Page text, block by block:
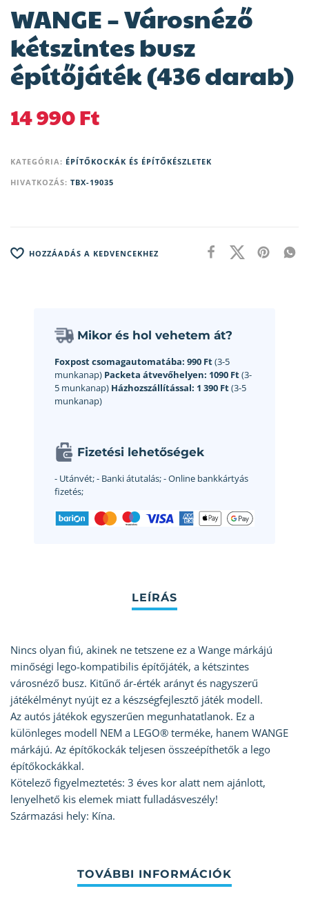
WANGE – Városnéző
kétszintes busz
építőjáték (436 darab)
14 990Ft
KATEGÓRIA: ÉPÍTŐKOCKÁK ÉS ÉPÍTŐKÉSZLETEK
HIVATKOZÁS: TBX-19035
HOZZÁADÁS A KEDVENCEKHEZ
Mikor és hol vehetem át?
Foxpost csomagautomatába: 990 Ft(3-5
munkanap) Packeta átvevőhelyen: 1090 Ft(3-
5 munkanap) Házhozszállítással: 1 390 Ft(3-5
munkanap)
Fizetési lehetőségek
- Utánvét;- Banki átutalás;- Online bankkártyás
fizetés;
Nincs olyan fiú, akinek ne tetszene ez a Wange márkájú
minőségi lego-kompatibilis építőjáték, a kétszintes
városnéző busz. Kitűnő ár-érték arányt és nagyszerű
játékélményt nyújt ez a készségfejlesztő játék modell.
Az autós játékok egyszerűen megunhatatlanok. Ez a
különleges modell NEM a LEGO® terméke, hanem WANGE
márkájú. Az építőkockák teljesen összeépíthetők a lego
építőkockákkal.
Kötelező figyelmeztetés: 3 éves kor alatt nem ajánlott,
lenyelhető kis elemek miatt fulladásveszély!
Származási hely: Kína.